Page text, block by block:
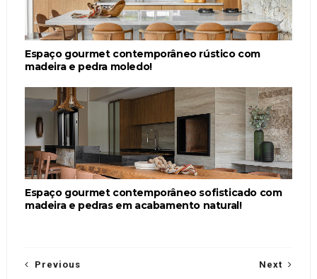
Espaço gourmet contemporâneo rústico com
madeira e pedra moledo!
Espaço gourmet contemporâneo sofisticado com
madeira e pedras em acabamento natural!
Next
Previous